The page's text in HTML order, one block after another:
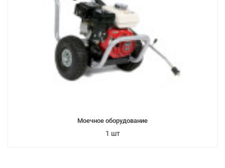
Моечное оборудование
1 шт